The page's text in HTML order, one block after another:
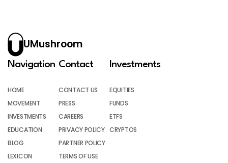
UMushroom
Navigation
HOME
MOVEMENT
INVESTMENTS
EDUCATION
BLOG
LEXICON
Contact
CONTACT US
PRESS
CAREERS
PRIVACY POLICY
PARTNER POLICY
TERMS OF USE
Investments
EQUITIES
FUNDS
ETFS
CRYPTOS